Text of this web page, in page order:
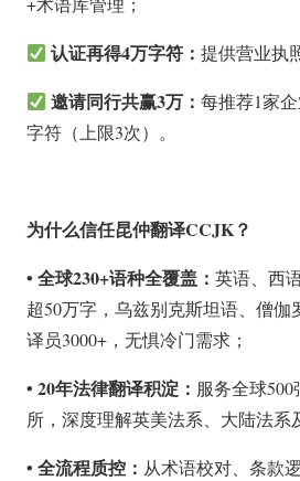
认证再得4万字符：提供营业执
邀请同行共赢3万：每推荐1家
字符（上限3次）。
为什么信任昆仲翻译CCJK？
• 全球230+语种全覆盖： 英语、西
超50万字，乌兹别克斯坦语、僧
译员3000+，无惧冷门需求；
• 20年法律翻译积淀： 服务全球
所，深度理解英美法系、大陆法系
• 全流程质控： 从术语校对、条款